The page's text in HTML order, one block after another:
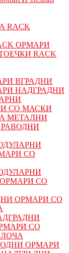
RACK
ОРМАРИ
RACK
ВГРАДНИ
НАДГРАДНИ
СО МАСКИ
МЕТАЛНИ
СО
СО
ОРМАРИ СО
СО
ОРМАРИ